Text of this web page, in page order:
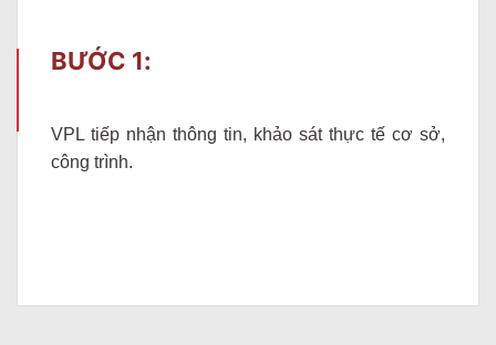
BƯỚC 1:
VPL tiếp nhận thông tin, khảo sát thực tế cơ sở,
công trình.